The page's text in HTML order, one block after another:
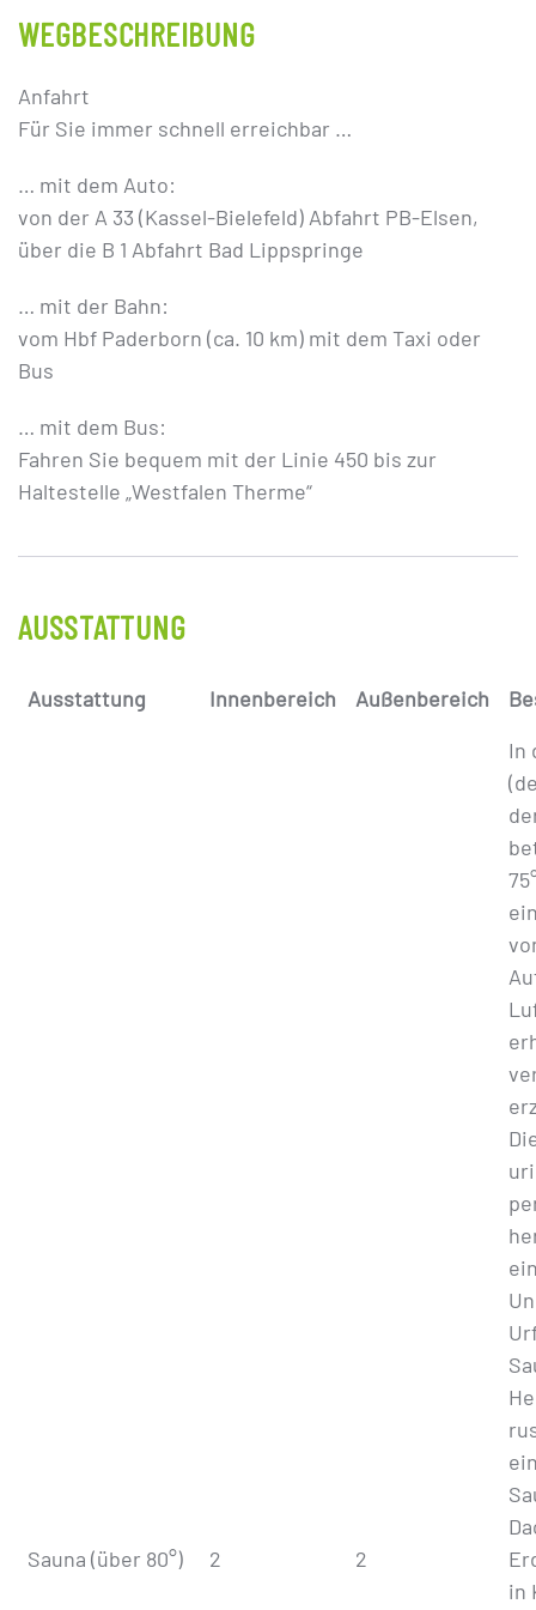
WEGBESCHREIBUNG
Anfahrt
Für Sie immer schnell erreichbar …
… mit dem Auto:
von der A 33 (Kassel-Bielefeld) Abfahrt PB-Elsen,
über die B 1 Abfahrt Bad Lippspringe
… mit der Bahn:
vom Hbf Paderborn (ca. 10 km) mit dem Taxi oder
Bus
… mit dem Bus:
Fahren Sie bequem mit der Linie 450 bis zur
Haltestelle „Westfalen Therme“
AUSSTATTUNG
Ausstattung Innenbereich Außenbereich
Sauna (über 80°) 2 2
In
in